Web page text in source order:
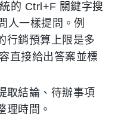
的 Ctrl+F 關鍵字搜
人一樣提問。例
行銷預算上限是多
直接給出答案並標
取結論、待辦事項
理時間。